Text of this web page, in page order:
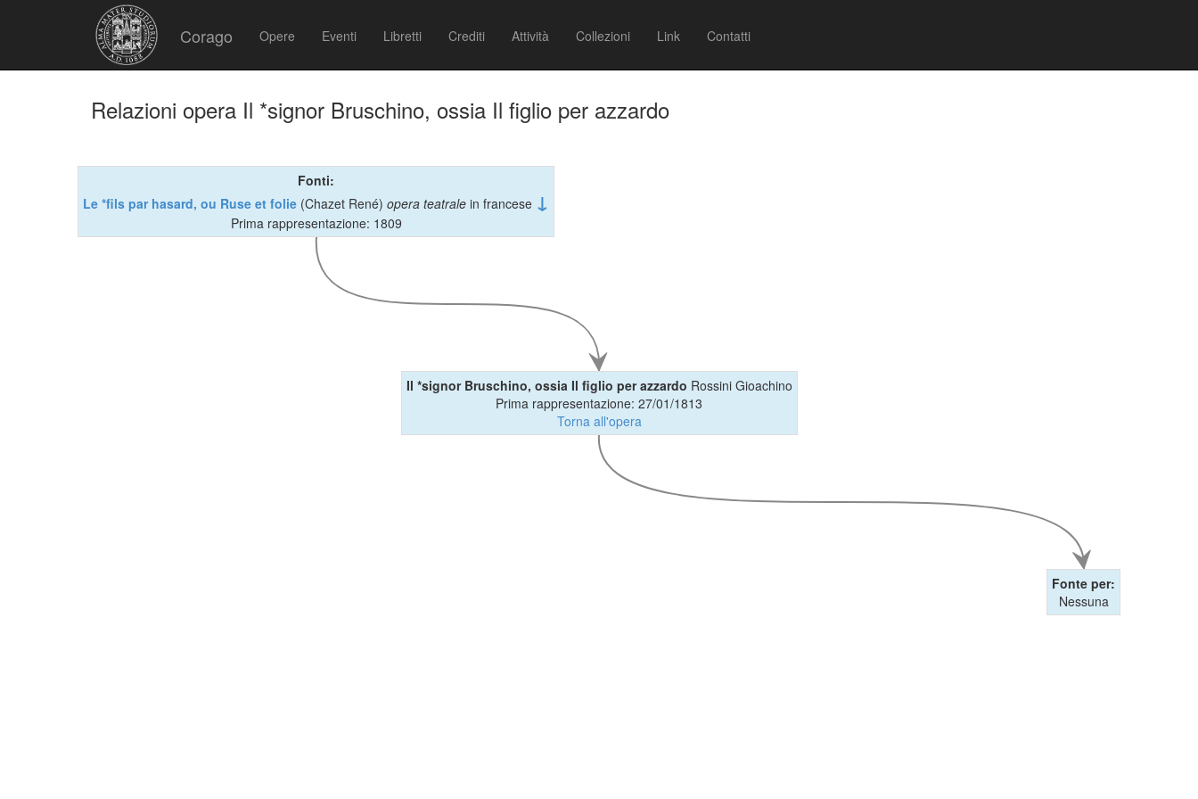
Corago Opere Eventi Libretti Crediti Attività Collezioni Link Contatti
Relazioni opera Il *signor Bruschino, ossia Il figlio per azzardo
Fonti:
Le *fils par hasard, ou Ruse et folie (Chazet René) opera teatrale in francese ↓
Prima rappresentazione: 1809
Il *signor Bruschino, ossia Il figlio per azzardo Rossini Gioachino
Prima rappresentazione: 27/01/1813
Torna all'opera
Fonte per:
Nessuna